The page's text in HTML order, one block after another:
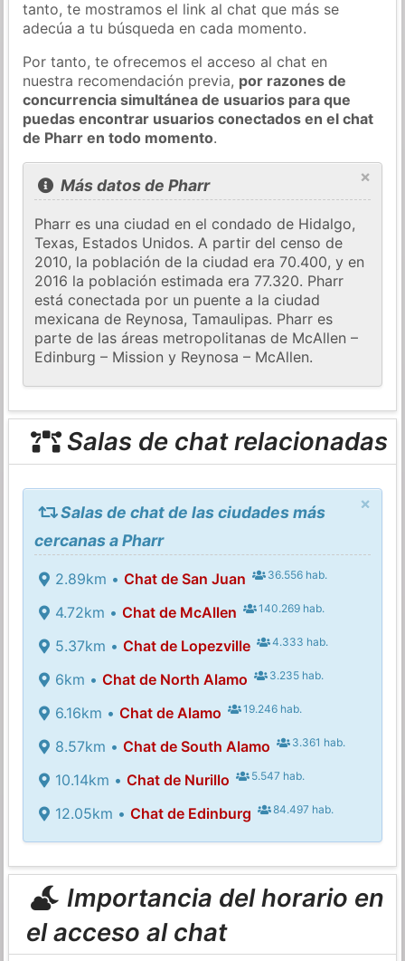
tanto, te mostramos el link al chat que más se
adecúa a tu búsqueda en cada momento.
Por tanto, te ofrecemos el acceso al chat en
nuestra recomendación previa, por razones de
concurrencia simultánea de usuarios para que
puedas encontrar usuarios conectados en el chat
de Pharr en todo momento.
×
Más datos de Pharr
Pharr es una ciudad en el condado de Hidalgo,
Texas, Estados Unidos. A partir del censo de
2010, la población de la ciudad era 70.400, y en
2016 la población estimada era 77.320. Pharr
está conectada por un puente a la ciudad
mexicana de Reynosa, Tamaulipas. Pharr es
parte de las áreas metropolitanas de McAllen –
Edinburg – Mission y Reynosa – McAllen.
Salas de chat relacionadas
×
Salas de chat de las ciudades más
cercanas a Pharr
2.89km • Chat de San Juan 36.556 hab.
4.72km • Chat de McAllen 140.269 hab.
5.37km • Chat de Lopezville 4.333 hab.
6km • Chat de North Alamo 3.235 hab.
6.16km • Chat de Alamo 19.246 hab.
8.57km • Chat de South Alamo 3.361 hab.
10.14km • Chat de Nurillo 5.547 hab.
12.05km • Chat de Edinburg 84.497 hab.
Importancia del horario en
el acceso al chat